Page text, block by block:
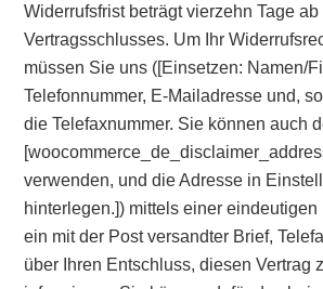
Widerrufsfrist beträgt vierzehn Tage
Vertragsschlusses. Um Ihr
müssen Sie uns ([Einsetzen: Namen/
Telefonnummer, E-Mailadresse und,
die Telefaxnummer. Sie können auch
verwenden, und die Adresse in
hinterlegen.]) mittels einer eindeutigen
ein mit der Post versandter Brief,
über Ihren Entschluss, diesen Vertrag